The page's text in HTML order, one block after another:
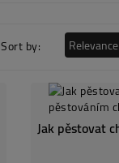
Sort by: Relevance